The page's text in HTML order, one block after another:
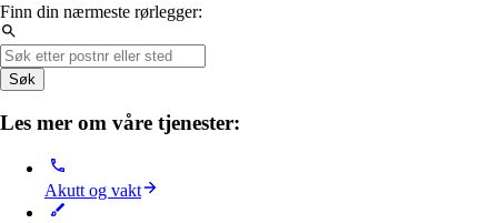
Finn din nærmeste rørlegger:
Søk
Les mer om våre tjenester:
Akutt og vakt